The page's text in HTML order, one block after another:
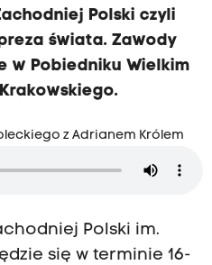
Polski czyli
świata. Zawody
w Pobiedniku Wielkim
z Adrianem Królem
Polski im.
się w terminie 16-